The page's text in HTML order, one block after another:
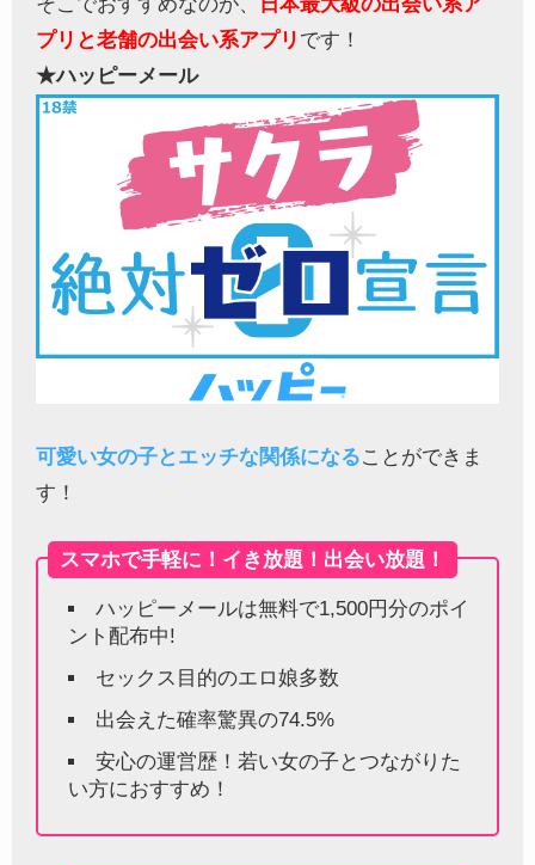
そこでおすすめなのが、
日本最大級の出会い系ア
プリと老舗の出会い系アプリ です！
★ハッピーメール
可愛い女の子とエッチな関係になることができま
す！
スマホで手軽に！イき放題！出会い放題！
ハッピーメールは無料で1,500円分のポイ
ント配布中!
セックス目的のエロ娘多数
出会えた確率驚異の74.5%
安心の運営歴！若い女の子とつながりた
い方におすすめ！